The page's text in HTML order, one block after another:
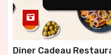
Diner Cadeau